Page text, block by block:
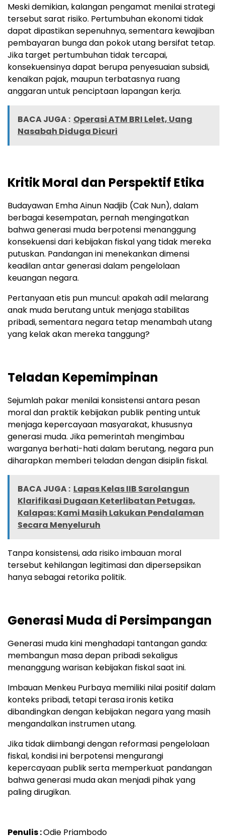
Meski demikian, kalangan pengamat menilai strategi
tersebut sarat risiko. Pertumbuhan ekonomi tidak
dapat dipastikan sepenuhnya, sementara kewajiban
pembayaran bunga dan pokok utang bersifat tetap.
Jika target pertumbuhan tidak tercapai,
konsekuensinya dapat berupa penyesuaian subsidi,
kenaikan pajak, maupun terbatasnya ruang
anggaran untuk penciptaan lapangan kerja.
BACA JUGA : Operasi ATM BRI Lelet, Uang
Nasabah Diduga Dicuri
Kritik Moral dan Perspektif Etika
Budayawan Emha Ainun Nadjib (Cak Nun), dalam
berbagai kesempatan, pernah mengingatkan
bahwa generasi muda berpotensi menanggung
konsekuensi dari kebijakan fiskal yang tidak mereka
putuskan. Pandangan ini menekankan dimensi
keadilan antar generasi dalam pengelolaan
keuangan negara.
Pertanyaan etis pun muncul: apakah adil melarang
anak muda berutang untuk menjaga stabilitas
pribadi, sementara negara tetap menambah utang
yang kelak akan mereka tanggung?
Teladan Kepemimpinan
Sejumlah pakar menilai konsistensi antara pesan
moral dan praktik kebijakan publik penting untuk
menjaga kepercayaan masyarakat, khususnya
generasi muda. Jika pemerintah mengimbau
warganya berhati-hati dalam berutang, negara pun
diharapkan memberi teladan dengan disiplin fiskal.
BACA JUGA : Lapas Kelas IIB Sarolangun
Klarifikasi Dugaan Keterlibatan Petugas,
Kalapas: Kami Masih Lakukan Pendalaman
Secara Menyeluruh
Tanpa konsistensi, ada risiko imbauan moral
tersebut kehilangan legitimasi dan dipersepsikan
hanya sebagai retorika politik.
Generasi Muda di Persimpangan
Generasi muda kini menghadapi tantangan ganda:
membangun masa depan pribadi sekaligus
menanggung warisan kebijakan fiskal saat ini.
Imbauan Menkeu Purbaya memiliki nilai positif dalam
konteks pribadi, tetapi terasa ironis ketika
dibandingkan dengan kebijakan negara yang masih
mengandalkan instrumen utang.
Jika tidak diimbangi dengan reformasi pengelolaan
fiskal, kondisi ini berpotensi mengurangi
kepercayaan publik serta memperkuat pandangan
bahwa generasi muda akan menjadi pihak yang
paling dirugikan.
Penulis :Odie Priambodo